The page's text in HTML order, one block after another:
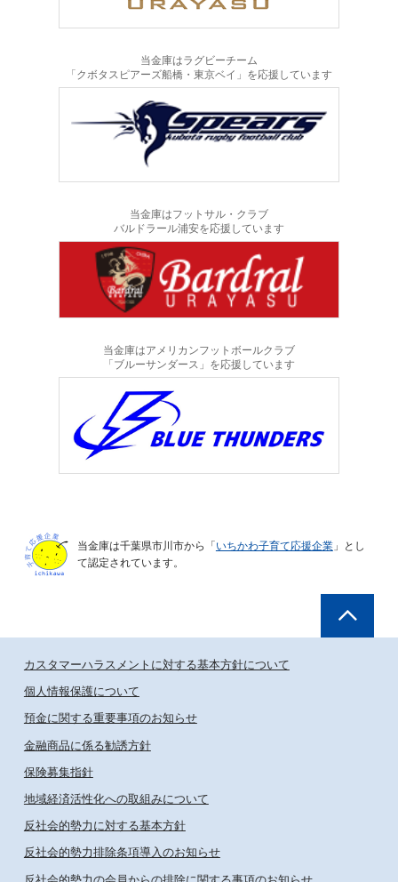
当金庫はラグビーチーム
「クボタスピアーズ船橋・東京ベイ」を応援しています
当金庫はフットサル・クラブ
バルドラール浦安を応援しています
当金庫はアメリカンフットボールクラブ
「ブルーサンダース」を応援しています
当金庫は千葉県市川市から「いちかわ子育て応援企業」とし
て認定されています。
カスタマーハラスメントに対する基本方針について
個人情報保護について
預金に関する重要事項のお知らせ
金融商品に係る勧誘方針
保険募集指針
地域経済活性化への取組みについて
反社会的勢力に対する基本方針
反社会的勢力排除条項導入のお知らせ
反社会的勢力の会員からの排除に関する事項のお知らせ